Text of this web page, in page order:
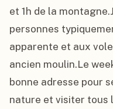
et 1h de la
personnes
apparente et aux
ancien moulin.Le
bonne adresse pour
nature et visiter tous